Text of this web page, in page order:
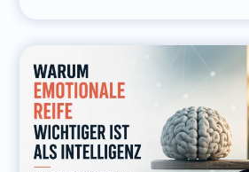
zwischen
fühlen
und
Emotionen
verstehen